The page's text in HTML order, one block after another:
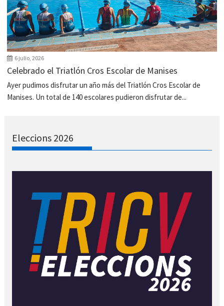
6 julio, 2026
Celebrado el Triatlón Cros Escolar de Manises
Ayer pudimos disfrutar un año más del Triatlón Cros Escolar de
Manises. Un total de 140 escolares pudieron disfrutar de...
Eleccions 2026